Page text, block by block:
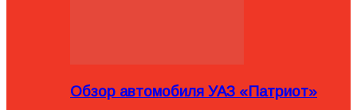
Обзор автомобиля УАЗ «Патриот»